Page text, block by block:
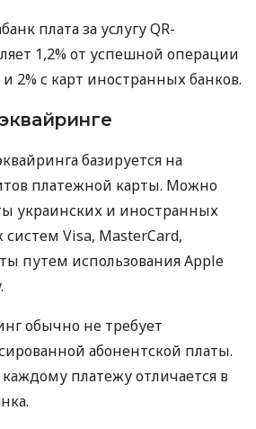
плата за услугу QR-
1,2% от успешной операции
2% с карт иностранных банков.
базируется на
платежной карты. Можно
украинских и иностранных
Visa, MasterCard,
путем использования Apple
обычно не требует
абонентской платы.
платежу отличается в